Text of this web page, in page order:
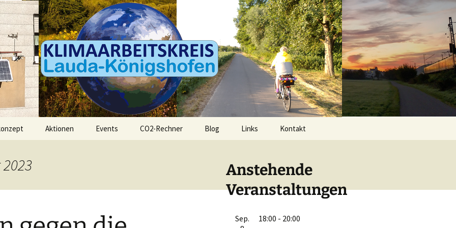
Aktionen Events CO2-Rechner Blog Links Kontakt
Anstehende
Veranstaltungen
Sep.
18:00 - 20:00